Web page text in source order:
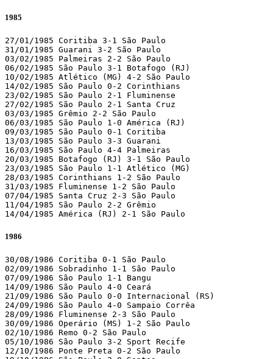
1985
27/01/1985 Coritiba 3-1 São Paulo
31/01/1985 Guarani 3-2 São Paulo
03/02/1985 Palmeiras 2-2 São Paulo
06/02/1985 São Paulo 3-1 Botafogo (RJ)
10/02/1985 Atlético (MG) 4-2 São Paulo
14/02/1985 São Paulo 0-2 Corinthians
23/02/1985 São Paulo 2-1 Fluminense
27/02/1985 São Paulo 2-1 Santa Cruz
03/03/1985 Grêmio 2-2 São Paulo
06/03/1985 São Paulo 1-0 América (RJ)
09/03/1985 São Paulo 0-1 Coritiba
13/03/1985 São Paulo 3-3 Guarani
16/03/1985 São Paulo 4-4 Palmeiras
20/03/1985 Botafogo (RJ) 3-1 São Paulo
23/03/1985 São Paulo 1-1 Atlético (MG)
28/03/1985 Corinthians 1-2 São Paulo
31/03/1985 Fluminense 1-2 São Paulo
07/04/1985 Santa Cruz 2-3 São Paulo
11/04/1985 São Paulo 2-2 Grêmio
14/04/1985 América (RJ) 2-1 São Paulo
1986
30/08/1986 Coritiba 0-1 São Paulo
02/09/1986 Sobradinho 1-1 São Paulo
07/09/1986 São Paulo 1-1 Bangu
14/09/1986 São Paulo 4-0 Ceará
21/09/1986 São Paulo 0-0 Internacional (RS)
24/09/1986 São Paulo 4-0 Sampaio Corrêa
28/09/1986 Fluminense 2-3 São Paulo
30/09/1986 Operário (MS) 1-2 São Paulo
02/10/1986 Remo 0-2 São Paulo
05/10/1986 São Paulo 3-2 Sport Recife
12/10/1986 Ponte Preta 0-2 São Paulo